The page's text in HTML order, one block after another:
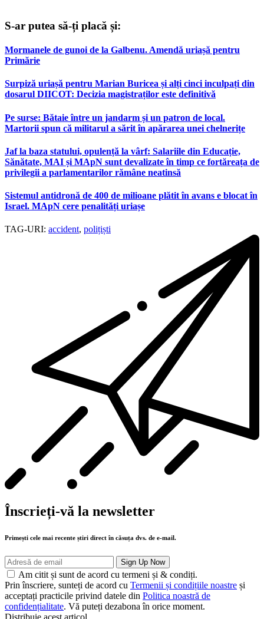
S-ar putea să-ți placă și:
Mormanele de gunoi de la Galbenu. Amendă uriașă pentru
Primărie
Surpiză uriașă pentru Marian Buricea și alți cinci inculpați din
dosarul DIICOT: Decizia magistraților este definitivă
Pe surse: Bătaie între un jandarm și un patron de local.
Martorii spun că militarul a sărit în apărarea unei chelnerițe
Jaf la baza statului, opulență la vârf: Salariile din Educație,
Sănătate, MAI și MApN sunt devalizate în timp ce fortăreața de
privilegii a parlamentarilor rămâne neatinsă
Sistemul antidronă de 400 de milioane plătit în avans e blocat în
Israel. MApN cere penalități uriașe
TAG-URI: accident, polițiști
Înscrieți-vă la newsletter
Primești cele mai recente știri direct în căsuța dvs. de e-mail.
Am citit și sunt de acord cu termeni și & condiți.
Prin înscriere, sunteți de acord cu Termenii și condițiile noastre și
acceptați practicile privind datele din Politica noastră de
confidențialitate. Vă puteți dezabona în orice moment.